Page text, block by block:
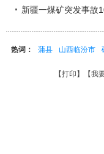
新疆一煤矿突发事故
热词： 蒲县 山西临汾市
【打印 】【我